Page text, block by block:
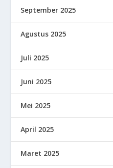
September 2025
Agustus 2025
Juli 2025
Juni 2025
Mei 2025
April 2025
Maret 2025